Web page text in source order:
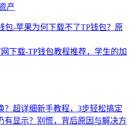
产
包-苹果为何下载不了TP钱包？原
下载-TP钱包教程推荐，学生的加
？超详细新手教程，3步轻松搞定
有显示？别慌，背后原因与解决方